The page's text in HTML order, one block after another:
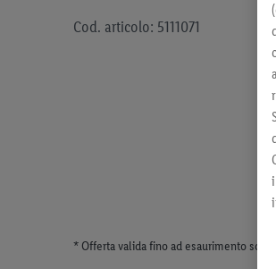
Cod. articolo: 5111071
* Offerta valida fino ad esaurimento